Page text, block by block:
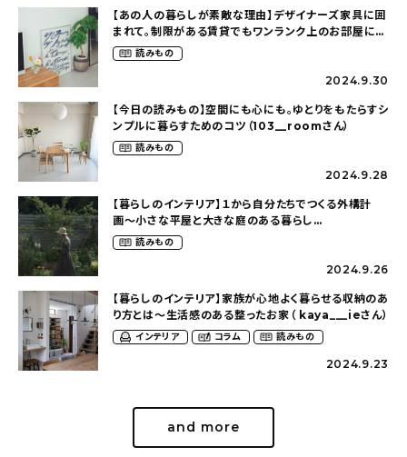
【あの人の暮らしが素敵な理由】デザイナーズ家具に囲
まれて。制限がある賃貸でもワンランク上のお部屋に〜
狭くても好きな暮らしのこと（_____chika708さん）
読みもの
2024.9.30
【今日の読みもの】空間にも心にも。ゆとりをもたらすシ
ンプルに暮らすためのコツ（103__roomさん）
読みもの
2024.9.28
【暮らしのインテリア】１から自分たちでつくる外構計
画〜小さな平屋と大きな庭のある暮らし
（tsumikiniwaさん）
読みもの
2024.9.26
【暮らしのインテリア】家族が心地よく暮らせる収納のあ
り方とは〜生活感のある整ったお家（ kaya___ieさん）
インテリア コラム 読みもの
2024.9.23
and more